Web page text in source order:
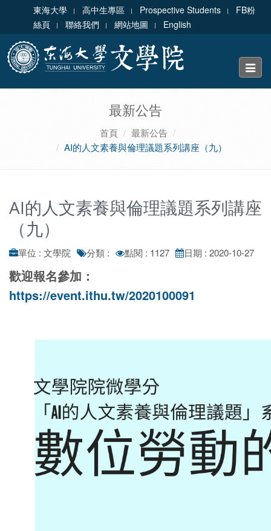
東海大學 高中生專區 Prospective Students
FB粉
絲頁
聯絡我們 網站地圖 English
Toggle
最新公告
首頁
最新公告
AI的人文素養與倫理議題系列講座（九）
AI的人文素養與倫理議題系列講座
（九）
單位 : 文學院 分類 : 點閱 : 1127 日期 : 2020-10-27
歡迎報名參加：
https://event.ithu.tw/2020100091